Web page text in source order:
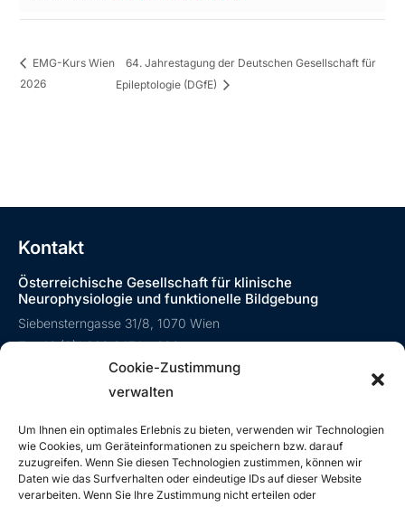
Cookie-Zustimmung
verwalten
Um Ihnen ein optimales Erlebnis zu bieten, verwenden wir Technologien
wie Cookies, um Geräteinformationen zu speichern bzw. darauf
zuzugreifen. Wenn Sie diesen Technologien zustimmen, können wir
Daten wie das Surfverhalten oder eindeutige IDs auf dieser Website
verarbeiten. Wenn Sie Ihre Zustimmung nicht erteilen oder
EMG-Kurs Wien
2026
64. Jahrestagung der Deutschen Gesellschaft für
Epileptologie (DGfE)
Kontakt
Österreichische Gesellschaft für klinische
Neurophysiologie und funktionelle Bildgebung
Siebensterngasse 31/8, 1070 Wien
T: +43 (0)1 890 3474 – 980
oegkn@studio12.at
Rechtliches
Impressum